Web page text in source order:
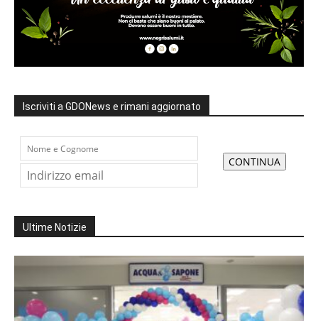
Iscriviti a GDONews e rimani aggiornato
Ultime Notizie